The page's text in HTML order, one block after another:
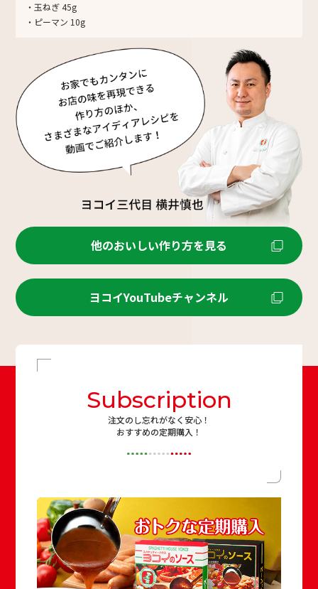
・玉ねぎ 45g
・ピーマン 10g
他のおいしい作り方を見る
ヨコイYouTubeチャンネル
Subscription
注文のし忘れがなく安心！
おすすめの定期購入！